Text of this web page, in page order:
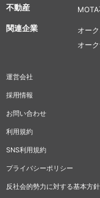
不動産
関連企業 オー
オー
運営会社
採用情報
お問い合わせ
利用規約
SNS利用規約
プライバシーポリシー
反社会的勢力に対する基本方針